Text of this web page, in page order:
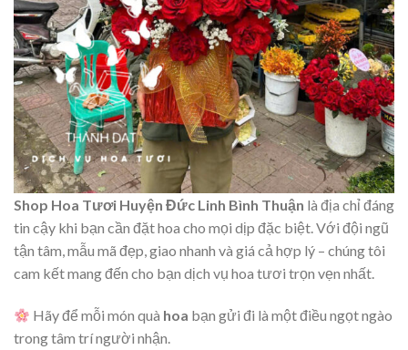
Shop Hoa Tươi Huyện Đức Linh Bình Thuận là địa chỉ đáng
tin cậy khi bạn cần đặt hoa cho mọi dịp đặc biệt. Với đội ngũ
tận tâm, mẫu mã đẹp, giao nhanh và giá cả hợp lý – chúng tôi
cam kết mang đến cho bạn dịch vụ hoa tươi trọn vẹn nhất.
Hãy để mỗi món quà hoa bạn gửi đi là một điều ngọt ngào
trong tâm trí người nhận.